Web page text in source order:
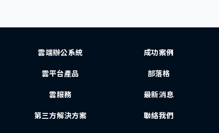
雲端辦公系統
雲平台產品
雲服務
第三方解決方案
成功案例
部落格
最新消息
聯絡我們